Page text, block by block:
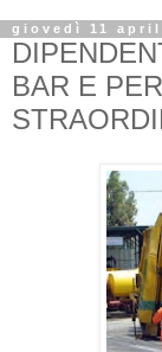
giovedì 11
BAR E